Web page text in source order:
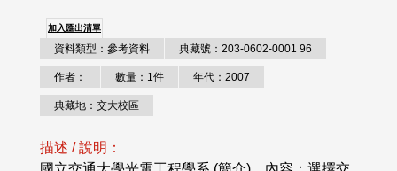
加入匯出清單
資料類型：參考資料 典藏號：203-0602-0001 96
作者： 數量：1件 年代：2007
典藏地：交大校區
描述 / 說明：